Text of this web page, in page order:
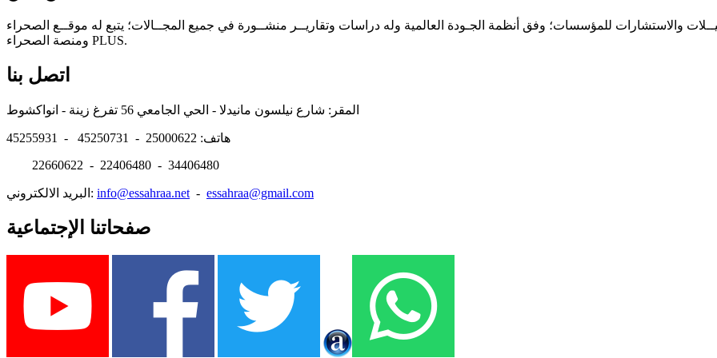
والاستشارات للمؤسسات؛ وفق أنظمة الجـودة العالمية وله دراسات وتقاريــر منشــورة في جميع المجــالات؛ يتبع له موقــع الصحراء
ومنصة الصحراء PLUS.
اتصل بنا
هاتف: 25000622 - 45250731 - 45255931
22660622 - 22406480 - 34406480
البريد الالكتروني: info@essahraa.net - essahraa@gmail.com
صفحاتنا الإجتماعية